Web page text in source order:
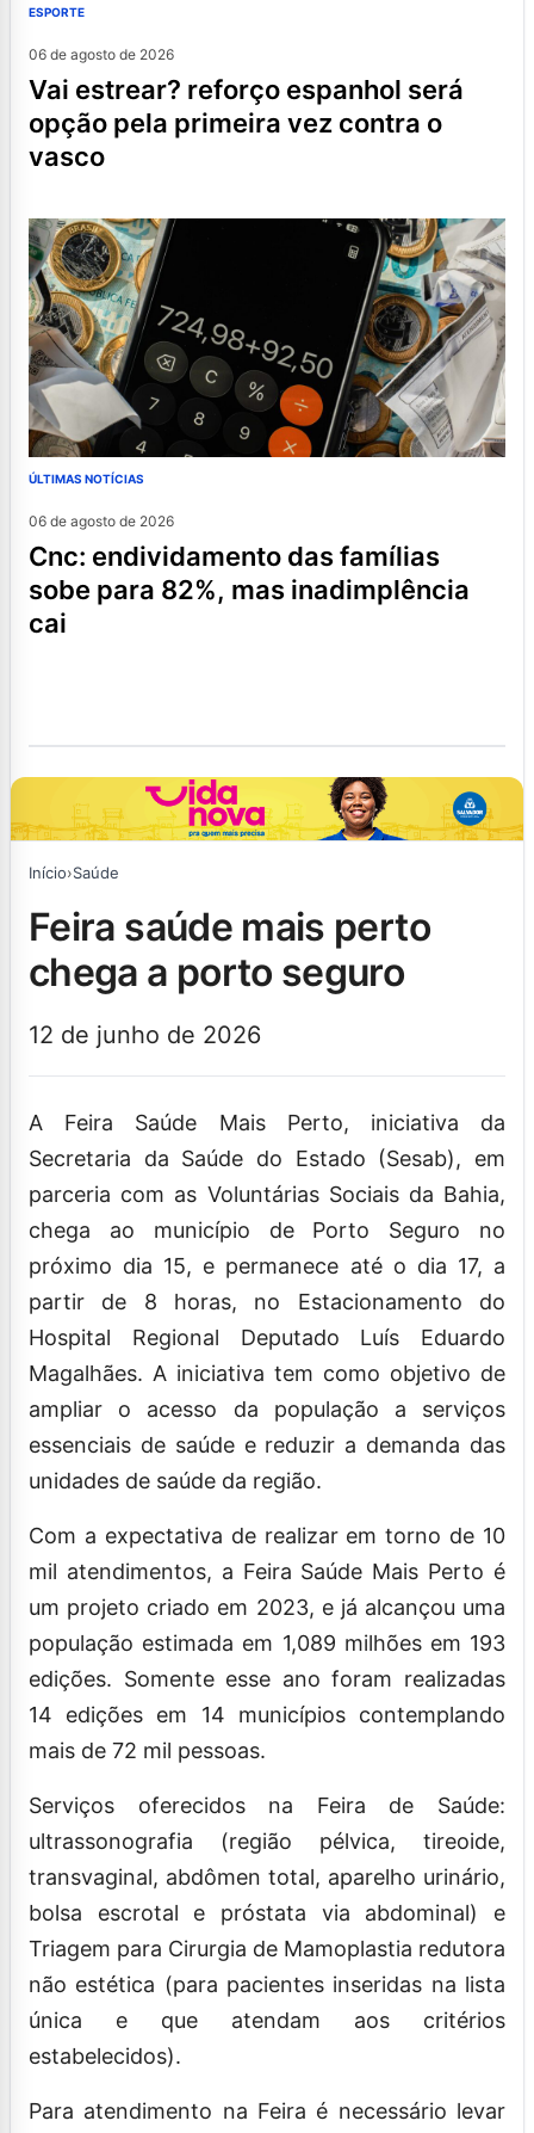
ESPORTE
06 de agosto de 2026
vai estrear? reforço espanhol será
opção pela primeira vez contra o
vasco
ÚLTIMAS NOTÍCIAS
06 de agosto de 2026
cnc: endividamento das famílias
sobe para 82%, mas inadimplência
cai
Início›Saúde
feira saúde mais perto
chega a porto seguro
12 de junho de 2026
A Feira Saúde Mais Perto, iniciativa da
Secretaria da Saúde do Estado (Sesab), em
parceria com as Voluntárias Sociais da Bahia,
chega ao município de Porto Seguro no
próximo dia 15, e permanece até o dia 17, a
partir de 8 horas, no Estacionamento do
Hospital Regional Deputado Luís Eduardo
Magalhães. A iniciativa tem como objetivo de
ampliar o acesso da população a serviços
essenciais de saúde e reduzir a demanda das
unidades de saúde da região.
Com a expectativa de realizar em torno de 10
mil atendimentos, a Feira Saúde Mais Perto é
um projeto criado em 2023, e já alcançou uma
população estimada em 1,089 milhões em 193
edições. Somente esse ano foram realizadas
14 edições em 14 municípios contemplando
mais de 72 mil pessoas.
Serviços oferecidos na Feira de Saúde:
ultrassonografia (região pélvica, tireoide,
transvaginal, abdômen total, aparelho urinário,
bolsa escrotal e próstata via abdominal) e
Triagem para Cirurgia de Mamoplastia redutora
não estética (para pacientes inseridas na lista
única e que atendam aos critérios
estabelecidos).
Para atendimento na Feira é necessário levar